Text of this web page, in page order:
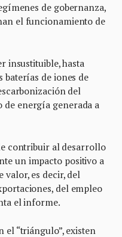
de gobernanza,
el funcionamiento de
insustituible, hasta
baterías de iones de
del
energía generada a
contribuir al desarrollo
un impacto positivo a
es decir, del
del empleo
el informe.
el “triángulo”, existen